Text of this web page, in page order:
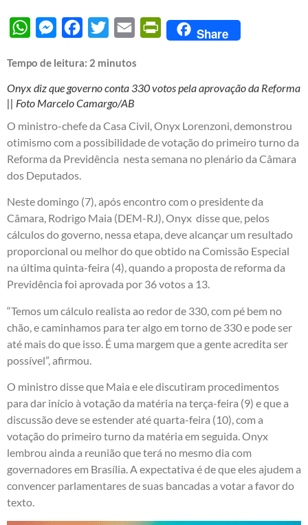
WhatsAppMessengerFacebook
Twitter Email PrintFriendly
Share
Tempo de leitura: 2 minutos
Onyx diz que governo conta 330 votos pela aprovação da Reforma
|| Foto Marcelo Camargo/AB
O ministro-chefe da Casa Civil, Onyx Lorenzoni, demonstrou
otimismo com a possibilidade de votação do primeiro turno da
Reforma da Previdência nesta semana no plenário da Câmara
dos Deputados.
Neste domingo (7), após encontro com o presidente da
Câmara, Rodrigo Maia (DEM-RJ), Onyx disse que, pelos
cálculos do governo, nessa etapa, deve alcançar um resultado
proporcional ou melhor do que obtido na Comissão Especial
na última quinta-feira (4), quando a proposta de reforma da
Previdência foi aprovada por 36 votos a 13.
“Temos um cálculo realista ao redor de 330, com pé bem no
chão, e caminhamos para ter algo em torno de 330 e pode ser
até mais do que isso. É uma margem que a gente acredita ser
possível”, afirmou.
O ministro disse que Maia e ele discutiram procedimentos
para dar início à votação da matéria na terça-feira (9) e que a
discussão deve se estender até quarta-feira (10), com a
votação do primeiro turno da matéria em seguida. Onyx
lembrou ainda a reunião que terá no mesmo dia com
governadores em Brasília. A expectativa é de que eles ajudem a
convencer parlamentares de suas bancadas a votar a favor do
texto.